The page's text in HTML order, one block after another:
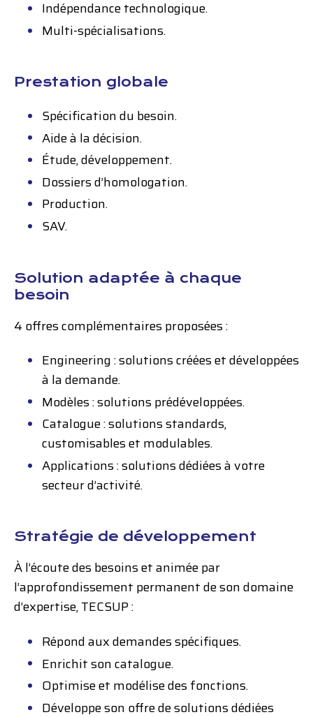
Indépendance technologique.
Multi-spécialisations.
Prestation globale
Spécification du besoin.
Aide à la décision.
Étude, développement.
Dossiers d’homologation.
Production.
SAV.
Solution adaptée à chaque
besoin
4 offres complémentaires proposées :
Engineering : solutions créées et développées
à la demande.
Modèles : solutions prédéveloppées.
Catalogue : solutions standards,
customisables et modulables.
Applications : solutions dédiées à votre
secteur d’activité.
Stratégie de développement
À l’écoute des besoins et animée par
l’approfondissement permanent de son domaine
d’expertise, TECSUP :
Répond aux demandes spécifiques.
Enrichit son catalogue.
Optimise et modélise des fonctions.
Développe son offre de solutions dédiées